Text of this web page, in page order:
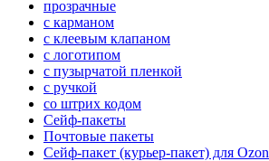
прозрачные
с карманом
с клеевым клапаном
с логотипом
с пузырчатой пленкой
с ручкой
со штрих кодом
Сейф-пакеты
Почтовые пакеты
Сейф-пакет (курьер-пакет) для Ozon